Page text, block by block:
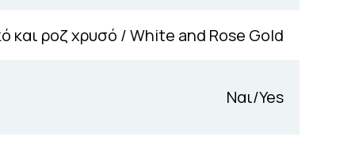
και ροζ χρυσό / White and Rose Gold
Ναι/Yes